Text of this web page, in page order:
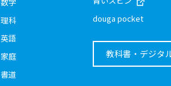
理科
英語
家庭
書道
douga pocket
教科書・デジタ